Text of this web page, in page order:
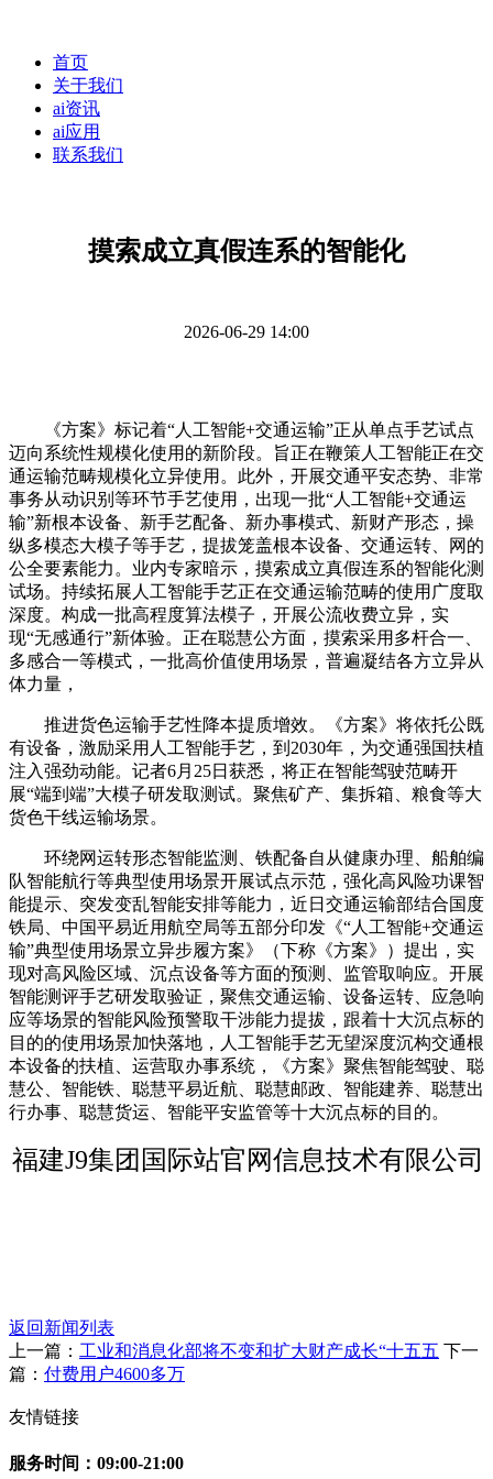
首页
关于我们
ai资讯
ai应用
联系我们
摸索成立真假连系的智能化
2026-06-29 14:00
《方案》标记着“人工智能+交通运输”正从单点手艺试点
迈向系统性规模化使用的新阶段。旨正在鞭策人工智能正在交
通运输范畴规模化立异使用。此外，开展交通平安态势、非常
事务从动识别等环节手艺使用，出现一批“人工智能+交通运
输”新根本设备、新手艺配备、新办事模式、新财产形态，操
纵多模态大模子等手艺，提拔笼盖根本设备、交通运转、网的
公全要素能力。业内专家暗示，摸索成立真假连系的智能化测
试场。持续拓展人工智能手艺正在交通运输范畴的使用广度取
深度。构成一批高程度算法模子，开展公流收费立异，实
现“无感通行”新体验。正在聪慧公方面，摸索采用多杆合一、
多感合一等模式，一批高价值使用场景，普遍凝结各方立异从
体力量，
推进货色运输手艺性降本提质增效。《方案》将依托公既
有设备，激励采用人工智能手艺，到2030年，为交通强国扶植
注入强劲动能。记者6月25日获悉，将正在智能驾驶范畴开
展“端到端”大模子研发取测试。聚焦矿产、集拆箱、粮食等大
货色干线运输场景。
环绕网运转形态智能监测、铁配备自从健康办理、船舶编
队智能航行等典型使用场景开展试点示范，强化高风险功课智
能提示、突发变乱智能安排等能力，近日交通运输部结合国度
铁局、中国平易近用航空局等五部分印发《“人工智能+交通运
输”典型使用场景立异步履方案》（下称《方案》）提出，实
现对高风险区域、沉点设备等方面的预测、监管取响应。开展
智能测评手艺研发取验证，聚焦交通运输、设备运转、应急响
应等场景的智能风险预警取干涉能力提拔，跟着十大沉点标的
目的的使用场景加快落地，人工智能手艺无望深度沉构交通根
本设备的扶植、运营取办事系统，《方案》聚焦智能驾驶、聪
慧公、智能铁、聪慧平易近航、聪慧邮政、智能建养、聪慧出
行办事、聪慧货运、智能平安监管等十大沉点标的目的。
福建J9集团国际站官网信息技术有限公司
返回新闻列表
上一篇： 工业和消息化部将不变和扩大财产成长“十五五 下一
篇： 付费用户4600多万
友情链接
服务时间：09:00-21:00